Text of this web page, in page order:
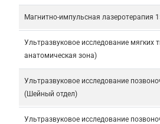
Магнитно-импульсная лазеротерапия
Ультразвуковое исследование мягких
анатомическая зона)
Ультразвуковое исследование
(Шейный отдел)
Ультразвуковое исследование